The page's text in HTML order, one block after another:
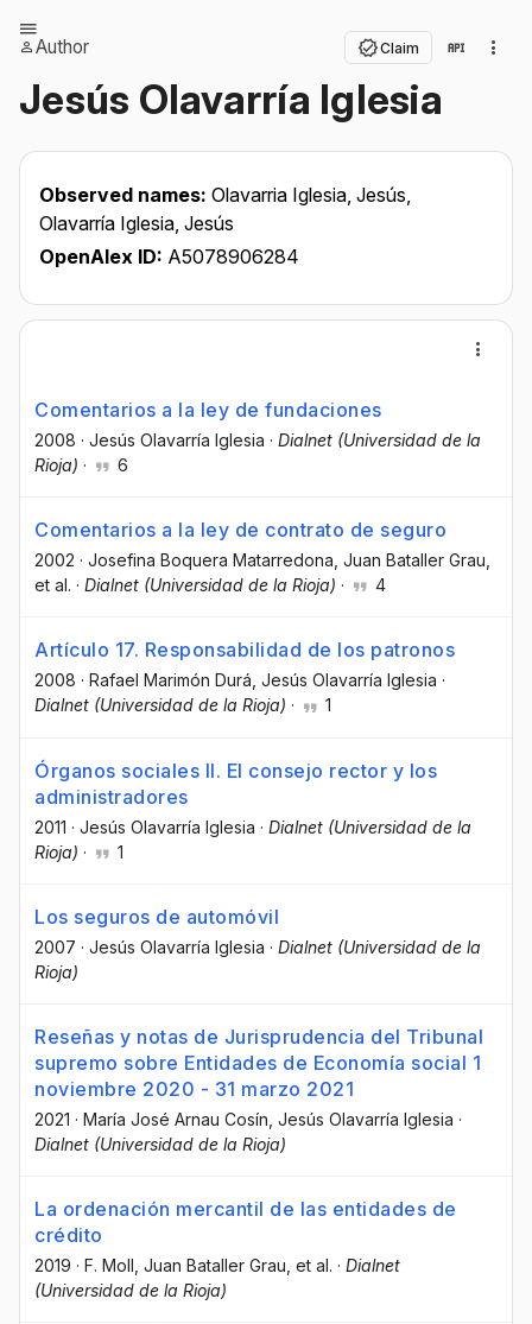
Author Claim
Jesús Olavarría Iglesia
Observed names: Olavarria Iglesia, Jesús,
Olavarría Iglesia, Jesús
OpenAlex ID: A5078906284
Comentarios a la ley de fundaciones
2008 · Jesús Olavarría Iglesia · Dialnet (Universidad de la
Rioja) · 6
Comentarios a la ley de contrato de seguro
2002 · Josefina Boquera Matarredona , Juan Bataller Grau
et al. · Dialnet (Universidad de la Rioja) · 4
Artículo 17. Responsabilidad de los patronos
2008 · Rafael Marimón Durá , Jesús Olavarría Iglesia ·
Dialnet (Universidad de la Rioja) · 1
Órganos sociales II. El consejo rector y los
administradores
2011 · Jesús Olavarría Iglesia · Dialnet (Universidad de la
Rioja) · 1
Los seguros de automóvil
2007 · Jesús Olavarría Iglesia · Dialnet (Universidad de la
Rioja)
Reseñas y notas de Jurisprudencia del Tribunal
supremo sobre Entidades de Economía social 1
noviembre 2020 - 31 marzo 2021
2021 · María José Arnau Cosín , Jesús Olavarría Iglesia ·
Dialnet (Universidad de la Rioja)
La ordenación mercantil de las entidades de
crédito
2019 · F. Moll , Juan Bataller Grau , et al. · Dialnet
(Universidad de la Rioja)